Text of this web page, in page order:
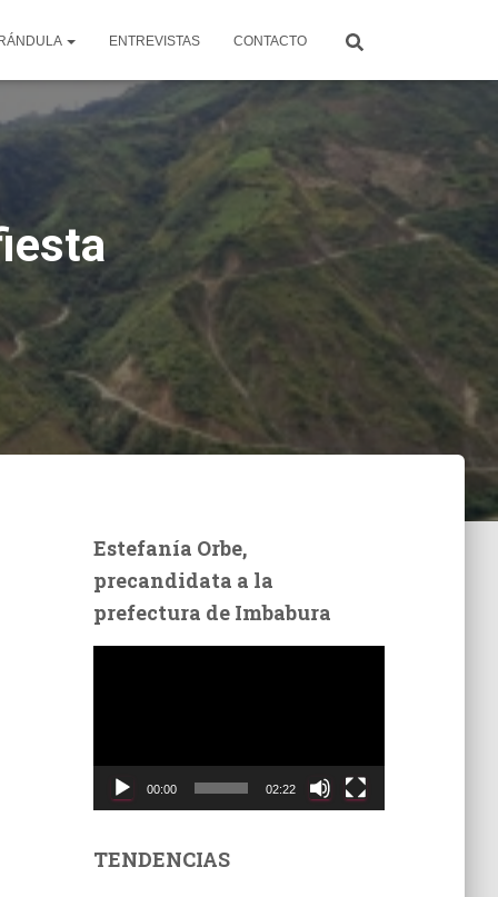
ENTREVISTAS CONTACTO
Estefanía Orbe,
precandidata a la
prefectura de Imbabura
t
00:00 02:22
TENDENCIAS